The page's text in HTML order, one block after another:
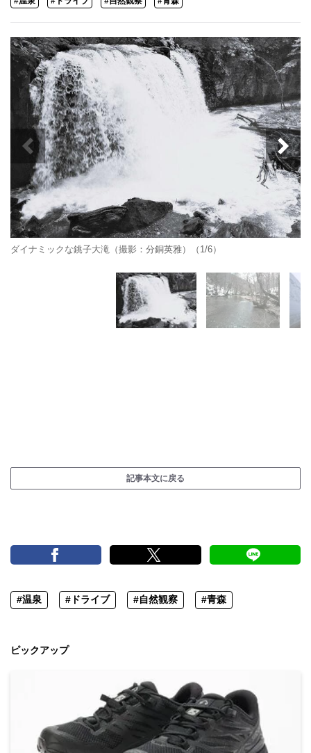
ダイナミックな銚子大滝（撮影：分銅英雅）（1/6）
記事本文に戻る
#温泉 #ドライブ #自然観察 #青森
ピックアップ